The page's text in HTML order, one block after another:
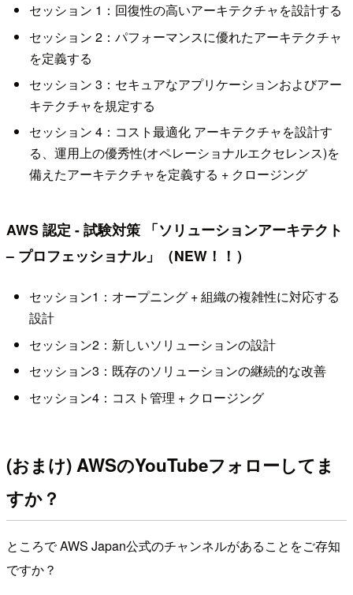
セッション 1：回復性の高いアーキテクチャを設計する
セッション 2：パフォーマンスに優れたアーキテクチャ
を定義する
セッション 3：セキュアなアプリケーションおよびアー
キテクチャを規定する
セッション 4：コスト最適化 アーキテクチャを設計す
る、運用上の優秀性(オペレーショナルエクセレンス)を
備えたアーキテクチャを定義する + クロージング
AWS 認定 - 試験対策 「ソリューションアーキテクト
– プロフェッショナル」（NEW！！）
セッション1：オープニング + 組織の複雑性に対応する
設計
セッション2：新しいソリューションの設計
セッション3：既存のソリューションの継続的な改善
セッション4：コスト管理 + クロージング
(おまけ) AWSのYouTubeフォローしてま
すか？
ところで AWS Japan公式のチャンネルがあることをご存知
ですか？